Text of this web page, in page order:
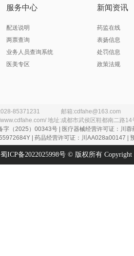
服务中心 新闻资讯
配送说明
两票查询
业务人员查询系统
医美专区
药监在线
表扬信息
处罚信息
政策法规
028-85371231 邮箱:cdfahe@163.com
地址:成都市武侯区鞋都南二路14
字（2025）00343号 | 医疗器械经营许可证：川
| 药品经营许可证：川AA028a00147 |
蜀ICP备2022025998号 © 版权所有 Copyright